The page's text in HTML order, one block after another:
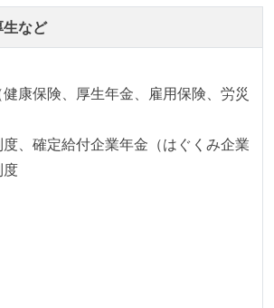
整備されている
共有
目標・実績値について、メンバーの
閲覧可能になっている
整備やペアプロ、モブワークなど、ナ
る）
抜けできる制度がある
など
健康保険、厚生年金、雇用保険、労災
度、確定給付企業年金（はぐくみ企業
度